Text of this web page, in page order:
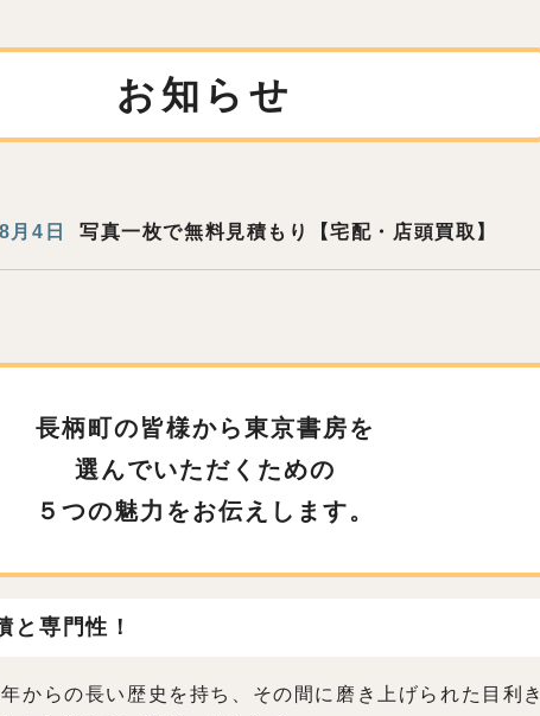
お知らせ
月4日 写真一枚で無料見積もり【宅配・店頭買取】
長柄町の皆様から東京書房を
選んでいただくための
５つの魅力をお伝えします。
と専門性！
からの長い歴史を持ち、その間に磨き上げられた目利き